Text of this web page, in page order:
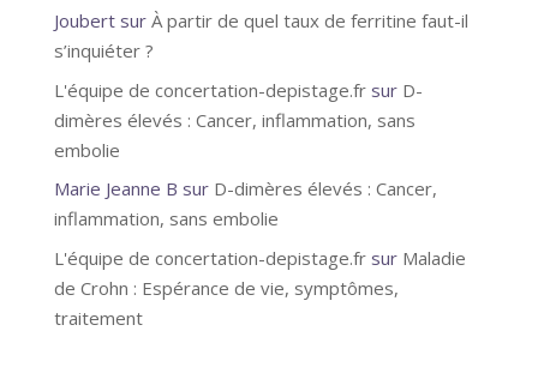
Joubertsur À partir de quel taux de ferritine faut-il
s’inquiéter ?
L'équipe de concertation-depistage.frsur D-
dimères élevés : Cancer, inflammation, sans
embolie
Marie Jeanne B sur D-dimères élevés : Cancer,
inflammation, sans embolie
L'équipe de concertation-depistage.frsur Maladie
de Crohn : Espérance de vie, symptômes,
traitement